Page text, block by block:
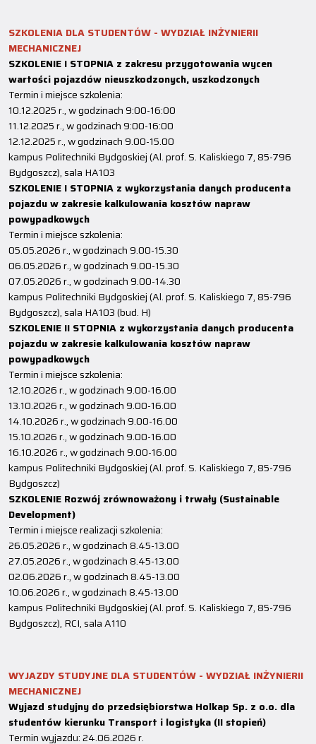
SZKOLENIA DLA STUDENTÓW - WYDZIAŁ INŻYNIERII
MECHANICZNEJ
SZKOLENIE I STOPNIA z zakresu przygotowania wycen
wartości pojazdów nieuszkodzonych, uszkodzonych
Termin i miejsce szkolenia:
10.12.2025 r., w godzinach 9:00-16:00
11.12.2025 r., w godzinach 9:00-16:00
12.12.2025 r., w godzinach 9.00-15.00
kampus Politechniki Bydgoskiej (Al. prof. S. Kaliskiego 7, 85-796
Bydgoszcz), sala HA103
SZKOLENIE I STOPNIA z wykorzystania danych producenta
pojazdu w zakresie kalkulowania kosztów napraw
powypadkowych
Termin i miejsce szkolenia:
05.05.2026 r., w godzinach 9.00-15.30
06.05.2026 r., w godzinach 9.00-15.30
07.05.2026 r., w godzinach 9.00-14.30
kampus Politechniki Bydgoskiej (Al. prof. S. Kaliskiego 7, 85-796
Bydgoszcz), sala HA103 (bud. H)
SZKOLENIE II STOPNIA z wykorzystania danych producenta
pojazdu w zakresie kalkulowania kosztów napraw
powypadkowych
Termin i miejsce szkolenia:
12.10.2026 r., w godzinach 9.00-16.00
13.10.2026 r., w godzinach 9.00-16.00
14.10.2026 r., w godzinach 9.00-16.00
15.10.2026 r., w godzinach 9.00-16.00
16.10.2026 r., w godzinach 9.00-16.00
kampus Politechniki Bydgoskiej (Al. prof. S. Kaliskiego 7, 85-796
Bydgoszcz)
SZKOLENIE Rozwój zrównoważony i trwały (Sustainable
Development)
Termin i miejsce realizacji szkolenia:
26.05.2026 r., w godzinach 8.45-13.00
27.05.2026 r., w godzinach 8.45-13.00
02.06.2026 r., w godzinach 8.45-13.00
10.06.2026 r., w godzinach 8.45-13.00
kampus Politechniki Bydgoskiej (Al. prof. S. Kaliskiego 7, 85-796
Bydgoszcz), RCI, sala A110
WYJAZDY STUDYJNE DLA STUDENTÓW - WYDZIAŁ INŻYNIERII
MECHANICZNEJ
Wyjazd studyjny do przedsiębiorstwa Holkap Sp. z o.o. dla
studentów kierunku Transport i logistyka (II stopień)
Termin wyjazdu: 24.06.2026 r.